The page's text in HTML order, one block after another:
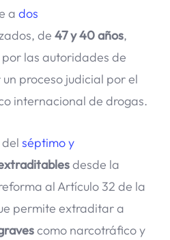
a dos
de 47 y 40 años,
las autoridades de
proceso judicial por el
internacional de drogas.
séptimo y
desde la
al Artículo 32 de la
permite extraditar a
como narcotráfico y